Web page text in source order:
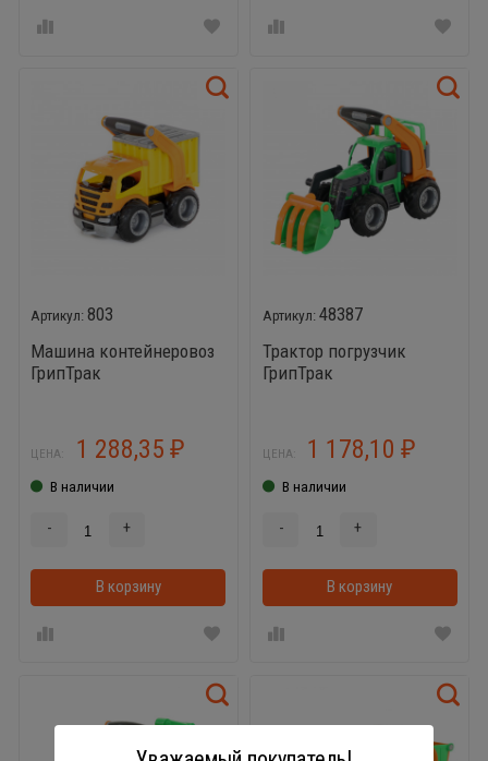
803
Машина контейнеровоз
ГрипТрак
ЦЕНА: 1 288,35 ₽
В наличии
- +
В корзину
48387
Трактор погрузчик
ГрипТрак
ЦЕНА: 1 178,10₽
В наличии
- +
В корзину